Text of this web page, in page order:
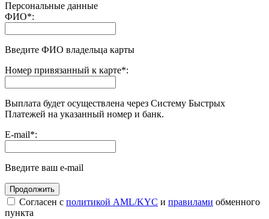
Персональные данные
ФИО*:
Введите ФИО владельца карты
Номер привязанный к карте*:
Выплата будет осуществлена через Систему Быстрых
Платежей на указанный номер и банк.
E-mail*:
Введите ваш e-mail
Согласен с политикой AML/KYC и правилами обменного
пункта